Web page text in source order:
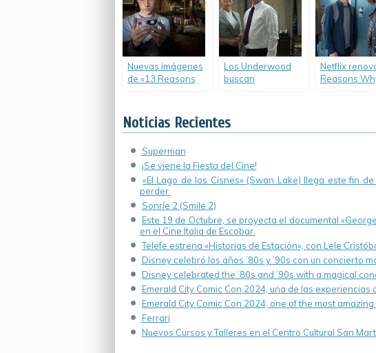
Nuevas imágenes
de «13 Reasons
Los Underwood
buscan
Netflix
Reasons
Noticias Recientes
Superman
¡Se viene la Fiesta del Cine!
«El Lago de los Cisnes» (Swan Lake) llega este fin
perder.
Sonríe 2 (Smile 2)
Este 19 de Octubre, se proyecta el documental
en el Cine Italia de Escobar.
Telefe estrena «Historias de Estación», con Lele
Disney celebró los años ’80s y ’90s con un concierto
Disney celebrated the ’80s and ’90s with a magical
Emerald City Comic Con 2024, una de las experiencias
Emerald City Comic Con 2024, one of the most
Ferrari
Nuevos Cursos y Talleres en el Centro Cultural San